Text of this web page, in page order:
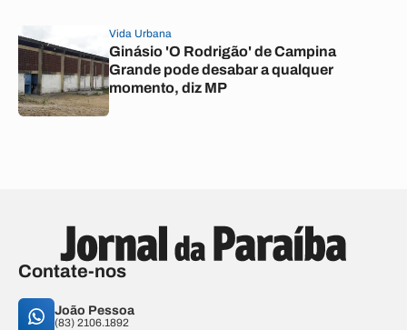
Vida Urbana
Ginásio 'O Rodrigão' de Campina
Grande pode desabar a qualquer
momento, diz MP
Contate-nos
João Pessoa
(83) 2106.1892